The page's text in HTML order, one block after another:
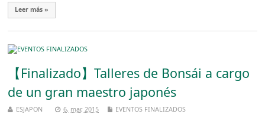
Leer más »
【Finalizado】Talleres de Bonsái a cargo
de un gran maestro japonés
ESJAPON 6, mar, 2015 EVENTOS FINALIZADOS